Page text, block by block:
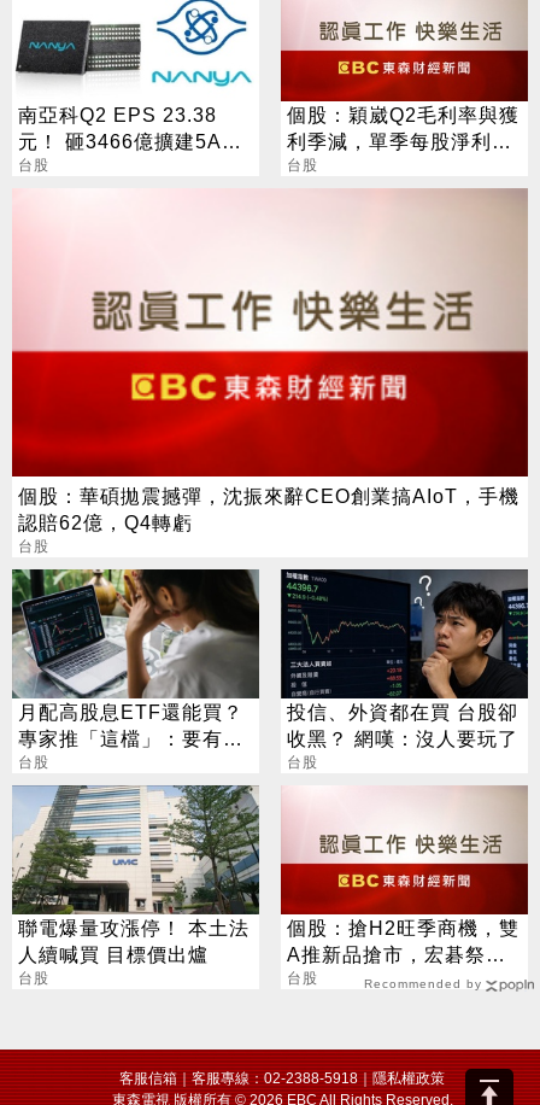
南亞科Q2 EPS 23.38
元！ 砸3466億擴建5A新
廠 今年資本支出增至697
台股
個股：穎崴Q2毛利率與獲
利季減，單季每股淨利
18.7元，Q3有新產能估業
績續強
台股
個股：華碩拋震撼彈，沈振來辭CEO創業搞AIoT，手機
認賠62億，Q4轉虧
台股
月配高股息ETF還能買？
專家推「這檔」：要有耐
心會長大
台股
投信、外資都在買 台股卻
收黑？ 網嘆：沒人要玩了
台股
聯電爆量攻漲停！ 本土法
人續喊買 目標價出爐
台股
個股：搶H2旺季商機，雙
A推新品搶市，宏碁祭出
可翻轉觸控NB，華碩推聯
台股 Recommended by
客服信箱｜客服專線：02-2388-5918｜隱私權政策
東森電視 版權所有 © 2026 EBC All Rights Reserved.